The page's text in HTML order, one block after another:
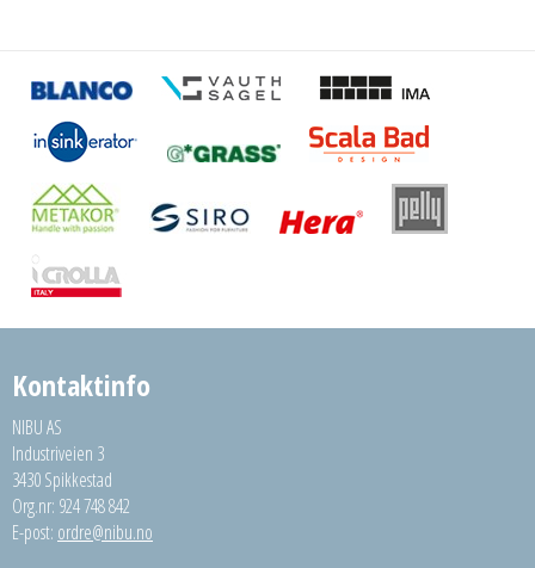
Kontaktinfo
NIBU AS
Industriveien 3
3430 Spikkestad
Org.nr: 924 748 842
E-post: ordre@nibu.no